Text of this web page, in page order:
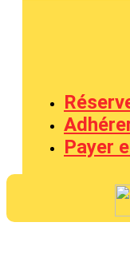
Payer